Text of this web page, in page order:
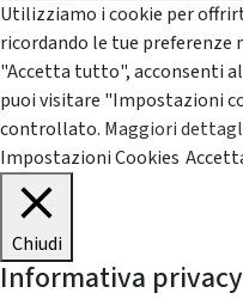
Utilizziamo i cookie per
ricordando le tue preferenze
"Accetta tutto", acconsenti
puoi visitare "Impostazioni
controllato. Maggiori
Impostazioni Cookies
Chiudi
Informativa privacy